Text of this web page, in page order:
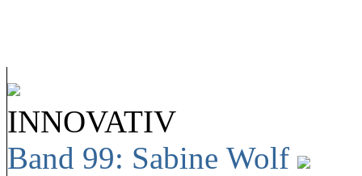
INNOVATIV
Band 99: Sabine Wolf